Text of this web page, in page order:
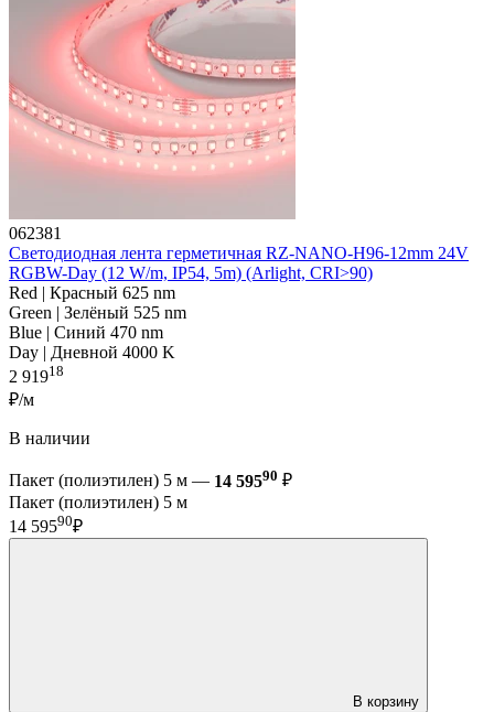
062381
Светодиодная лента герметичная RZ-NANO-H96-12mm 24V
RGBW-Day (12 W/m, IP54, 5m) (Arlight, CRI>90)
Red | Красный 625 nm
Green | Зелёный 525 nm
Blue | Синий 470 nm
Day | Дневной 4000 K
2 91918
₽/м
В наличии
Пакет (полиэтилен) 5 м — 14 59590 ₽
Пакет (полиэтилен) 5 м
14 59590₽
В корзину